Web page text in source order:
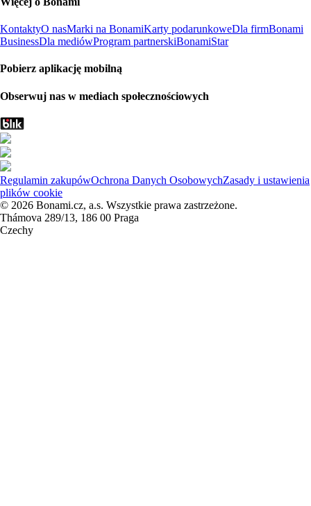
KontaktyO nasMarki na BonamiKarty podarunkoweDla firmBonami
BusinessDla mediówProgram partnerskiBonamiStar
Pobierz aplikację mobilną
Obserwuj nas w mediach społecznościowych
Regulamin zakupówOchrona Danych OsobowychZasady i ustawienia
plików cookie
© 2026 Bonami.cz, a.s. Wszystkie prawa zastrzeżone.
Thámova 289/13, 186 00 Praga
Czechy